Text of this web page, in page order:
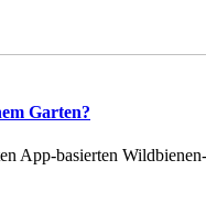
Garten?
App-basierten